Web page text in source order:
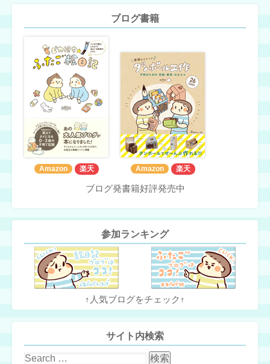
ブログ書籍
Amazon 楽天 Amazon 楽天
ブログ発書籍好評発売中
参加ランキング
↑人気ブログをチェック↑
サイト内検索